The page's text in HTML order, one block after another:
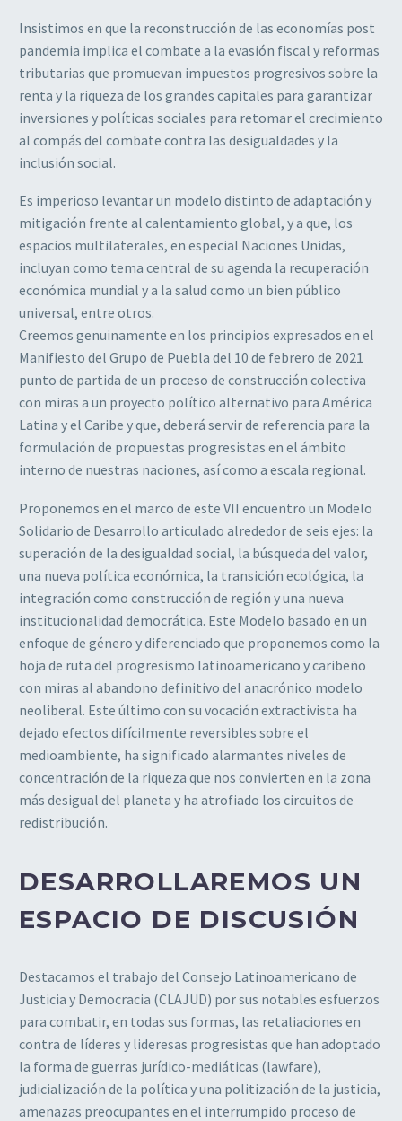
Insistimos en que la reconstrucción de las economías post
pandemia implica el combate a la evasión fiscal y reformas
tributarias que promuevan impuestos progresivos sobre la
renta y la riqueza de los grandes capitales para garantizar
inversiones y políticas sociales para retomar el crecimiento
al compás del combate contra las desigualdades y la
inclusión social.
Es imperioso levantar un modelo distinto de adaptación y
mitigación frente al calentamiento global, y a que, los
espacios multilaterales, en especial Naciones Unidas,
incluyan como tema central de su agenda la recuperación
económica mundial y a la salud como un bien público
universal, entre otros.
Creemos genuinamente en los principios expresados en el
Manifiesto del Grupo de Puebla del 10 de febrero de 2021
punto de partida de un proceso de construcción colectiva
con miras a un proyecto político alternativo para América
Latina y el Caribe y que, deberá servir de referencia para la
formulación de propuestas progresistas en el ámbito
interno de nuestras naciones, así como a escala regional.
Proponemos en el marco de este VII encuentro un Modelo
Solidario de Desarrollo articulado alrededor de seis ejes: la
superación de la desigualdad social, la búsqueda del valor,
una nueva política económica, la transición ecológica, la
integración como construcción de región y una nueva
institucionalidad democrática. Este Modelo basado en un
enfoque de género y diferenciado que proponemos como la
hoja de ruta del progresismo latinoamericano y caribeño
con miras al abandono definitivo del anacrónico modelo
neoliberal. Este último con su vocación extractivista ha
dejado efectos difícilmente reversibles sobre el
medioambiente, ha significado alarmantes niveles de
concentración de la riqueza que nos convierten en la zona
más desigual del planeta y ha atrofiado los circuitos de
redistribución.
DESARROLLAREMOS UN
ESPACIO DE DISCUSIÓN
Destacamos el trabajo del Consejo Latinoamericano de
Justicia y Democracia (CLAJUD) por sus notables esfuerzos
para combatir, en todas sus formas, las retaliaciones en
contra de líderes y lideresas progresistas que han adoptado
la forma de guerras jurídico-mediáticas (lawfare),
judicialización de la política y una politización de la justicia,
amenazas preocupantes en el interrumpido proceso de